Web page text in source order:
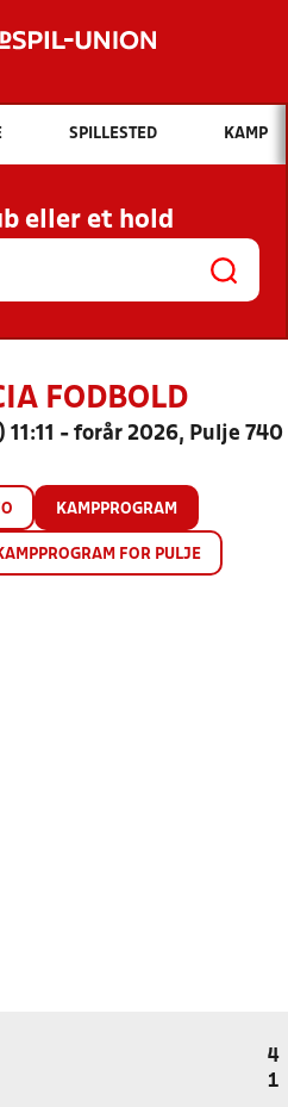
Hvad vil du søge efter?
INDHOLD OG NYHEDER
KLUBBER OG
SPILLESTED KAMP
eller et hold
FODBOLD
11:11 - forår 2026, Pulje 740
KAMPPROGRAM
FOR PULJE
4
1